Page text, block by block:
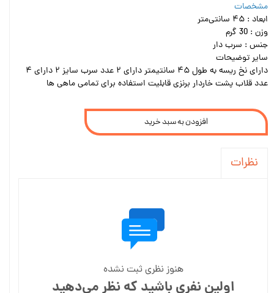
مشخصات
ابعاد : ۴۵ سانتی‌متر
وزن : 30 گرم
جنس : سرب دار
سایر توضیحات
دارای نخ ریسه به طول ۴۵ سانتیمتر دارای ۲ عدد سرب سایز ۲ دارای ۴
عدد قلاب پشت خاردار برنزی قابلیت استفاده برای تمامی ماهی ها
افزودن به سبد خرید
نظرات
هنوز نظری ثبت نشده
اولین نفری باشید که نظر می‌دهید